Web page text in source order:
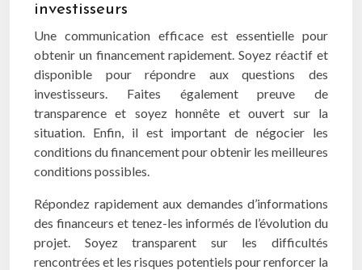
investisseurs
Une communication efficace est essentielle pour
obtenir un financement rapidement. Soyez réactif et
disponible pour répondre aux questions des
investisseurs. Faites également preuve de
transparence et soyez honnête et ouvert sur la
situation. Enfin, il est important de négocier les
conditions du financement pour obtenir les meilleures
conditions possibles.
Répondez rapidement aux demandes d’informations
des financeurs et tenez-les informés de l’évolution du
projet. Soyez transparent sur les difficultés
rencontrées et les risques potentiels pour renforcer la